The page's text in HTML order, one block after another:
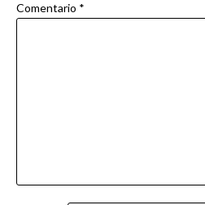
Comentario *